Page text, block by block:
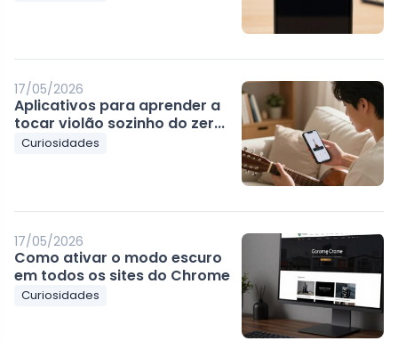
17/05/2026
Aplicativos para aprender a
tocar violão sozinho do zer...
Curiosidades
17/05/2026
Como ativar o modo escuro
em todos os sites do Chrome
Curiosidades